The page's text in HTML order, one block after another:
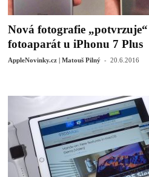
Nová fotografie
fotoaparát u iPhonu 7 Plus
AppleNovinky.cz | Matouš Pilný - 20.6.2016